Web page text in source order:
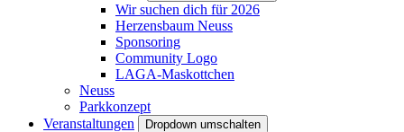
Wir suchen dich für 2026
Herzensbaum Neuss
Sponsoring
Community Logo
LAGA-Maskottchen
Neuss
Parkkonzept
Veranstaltungen
Dropdown umschalten